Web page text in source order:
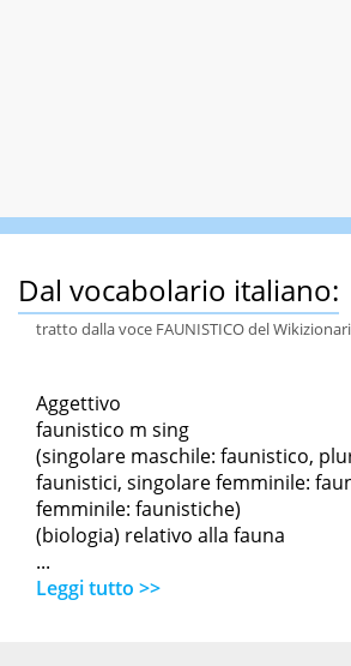
Dal vocabolario italiano:
tratto dalla voce FAUNISTICO del
Aggettivo
faunistico m sing
(singolare maschile: faunistico,
faunistici, singolare femminile:
femminile: faunistiche)
(biologia) relativo alla fauna
...
Leggi tutto >>